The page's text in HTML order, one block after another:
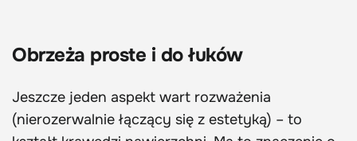
Obrzeża proste i do łuków
Jeszcze jeden aspekt wart rozważenia
(nierozerwalnie łączący się z estetyką) – to